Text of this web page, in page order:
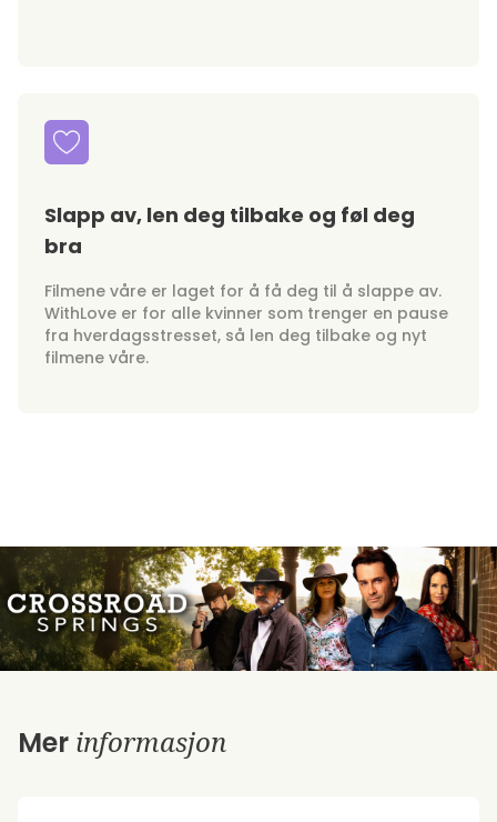
Slapp av, len deg tilbake og føl deg
bra
Filmene våre er laget for å få deg til å slappe av.
WithLove er for alle kvinner som trenger en pause
fra hverdagsstresset, så len deg tilbake og nyt
filmene våre.
Mer informasjon